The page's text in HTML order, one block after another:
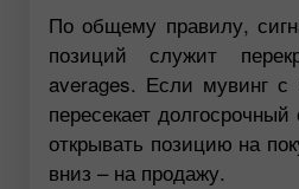
По общему правилу,
позиций служит
averages. Если мувинг с
пересекает
открывать позицию на
вниз – на продажу.